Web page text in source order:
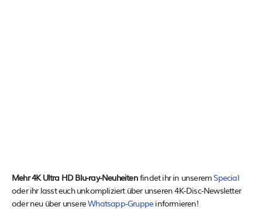
Mehr 4K Ultra HD Blu-ray-Neuheitenfindet ihr in unserem Special
oder ihr lasst euch unkompliziert über unseren 4K-Disc-Newsletter
oder neu über unsereWhatsapp-Gruppeinformieren!